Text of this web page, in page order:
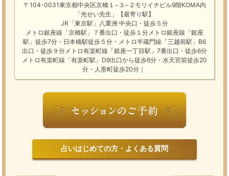
〒104-0031東京都中央区京橋１−３−２モリイチビル9階KOMA内
「光せい先生」【最寄り駅】
JR「東京駅」八重洲 中央口・徒歩５分
メトロ銀座線「京橋駅」７番出口・徒歩１分メトロ銀座線「銀座
駅」徒歩7分・日本橋駅徒歩５分・メトロ半蔵門線「三越前駅」B6
出口・徒歩９分メトロ有楽町線「銀座一丁目駅」7番出口・徒歩6分
メトロ有楽町線「有楽町駅」D9出口から徒歩6分・水天宮前徒歩20
分・人形町徒歩20分｜
占いはじめての方・よくある質問